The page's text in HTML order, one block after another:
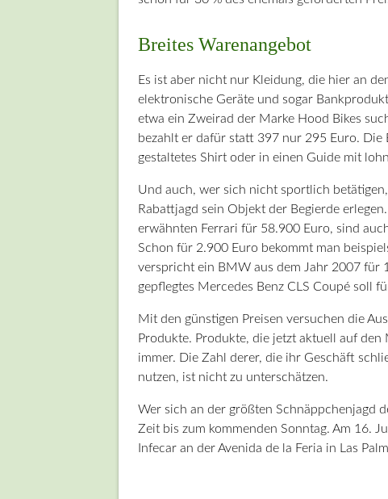
Breites Warenangebot
Es ist aber nicht nur Kleidung, die hier an
elektronische Geräte und sogar
etwa ein Zweirad der Marke Hood Bikes
bezahlt er dafür statt 397 nur 295 Euro. Die
gestaltetes Shirt oder in einen Guide mit
Und auch, wer sich nicht sportlich
Rabattjagd sein Objekt der Begierde
erwähnten Ferrari für 58.900 Euro, sind
Schon für 2.900 Euro bekommt man
verspricht ein BMW aus dem Jahr 2007 für
gepflegtes Mercedes Benz CLS Coupé soll
Mit den günstigen Preisen versuchen die
Produkte. Produkte, die jetzt aktuell auf
immer. Die Zahl derer, die ihr Geschäft
nutzen, ist nicht zu unterschätzen.
Wer sich an der größten Schnäppchenjagd
Zeit bis zum kommenden Sonntag. Am 16.
Infecar an der Avenida de la Feria in Las